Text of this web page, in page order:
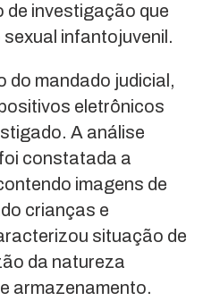
de investigação que
infantojuvenil.
do mandado judicial,
eletrônicos
A análise
constatada a
imagens de
crianças e
situação de
da natureza
armazenamento.